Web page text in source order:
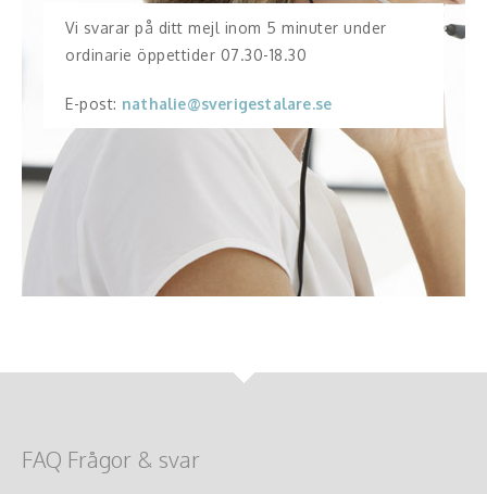
Vi svarar på ditt mejl inom 5 minuter under
ordinarie öppettider 07.30-18.30
E-post: nathalie@sverigestalare.se
FAQ Frågor & svar